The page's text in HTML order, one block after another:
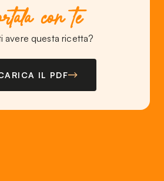
con te
avere questa ricetta?
IL PDF